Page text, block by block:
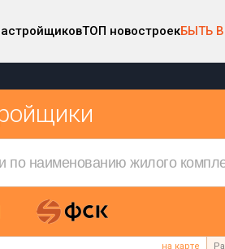
ТОП новостроекБЫТЬ
на карте